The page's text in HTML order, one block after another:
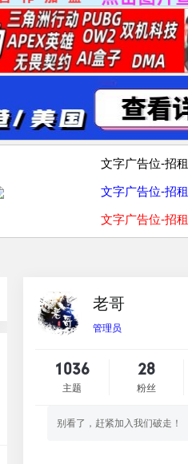
文字广告位-招租
文字广告位-招租
文字广告位-招租
老哥
管理员
1036
主题
28
粉丝
别看了，赶紧加入我们破走！